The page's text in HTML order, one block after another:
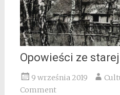
Opowieści ze starej
9 września 2019
Comment